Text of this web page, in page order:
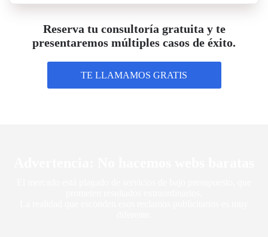
Reserva tu consultoría gratuita y te
presentaremos múltiples casos de éxito.
TE LLAMAMOS GRATIS